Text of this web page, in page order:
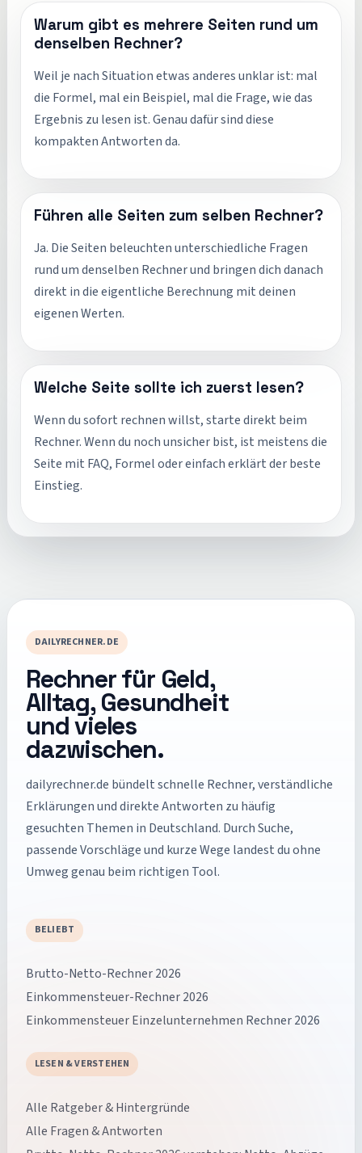
Warum gibt es mehrere Seiten rund um
denselben Rechner?
Weil je nach Situation etwas anderes unklar ist: mal
die Formel, mal ein Beispiel, mal die Frage, wie das
Ergebnis zu lesen ist. Genau dafür sind diese
kompakten Antworten da.
Führen alle Seiten zum selben Rechner?
Ja. Die Seiten beleuchten unterschiedliche Fragen
rund um denselben Rechner und bringen dich danach
direkt in die eigentliche Berechnung mit deinen
eigenen Werten.
Welche Seite sollte ich zuerst lesen?
Wenn du sofort rechnen willst, starte direkt beim
Rechner. Wenn du noch unsicher bist, ist meistens die
Seite mit FAQ, Formel oder einfach erklärt der beste
Einstieg.
DAILYRECHNER.DE
Rechner für Geld,
Alltag, Gesundheit
und vieles
dazwischen.
dailyrechner.de bündelt schnelle Rechner, verständliche
Erklärungen und direkte Antworten zu häufig
gesuchten Themen in Deutschland. Durch Suche,
passende Vorschläge und kurze Wege landest du ohne
Umweg genau beim richtigen Tool.
BELIEBT
Brutto-Netto-Rechner 2026
Einkommensteuer-Rechner 2026
Einkommensteuer Einzelunternehmen Rechner 2026
LESEN & VERSTEHEN
Alle Ratgeber & Hintergründe
Alle Fragen & Antworten